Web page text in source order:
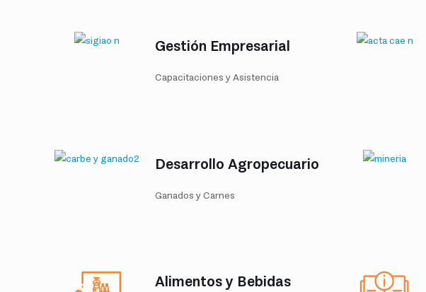
Gestión Empresarial
Capacitaciones y Asistencia
Desarrollo Agropecuario
Ganados y Carnes
Alimentos y Bebidas